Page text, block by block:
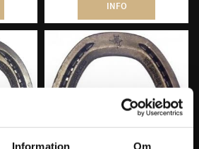
Information Om
INFO